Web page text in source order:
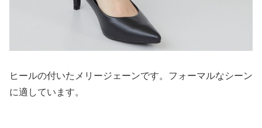
ヒールの付いたメリージェーンです。フォーマルなシーン
に適しています。